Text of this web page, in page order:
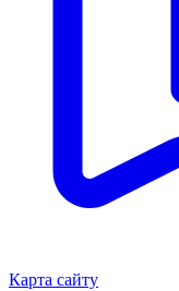
Карта сайту